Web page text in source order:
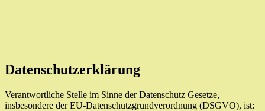
Datenschutzerklärung
Verantwortliche Stelle im Sinne der Datenschutz Gesetze,
insbesondere der EU-Datenschutzgrundverordnung (DSGVO), ist: